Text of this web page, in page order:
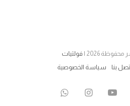
2026 |
فولتيات
بنا سياسة الخصوصية
‫YouTubeانستقرامواتساب